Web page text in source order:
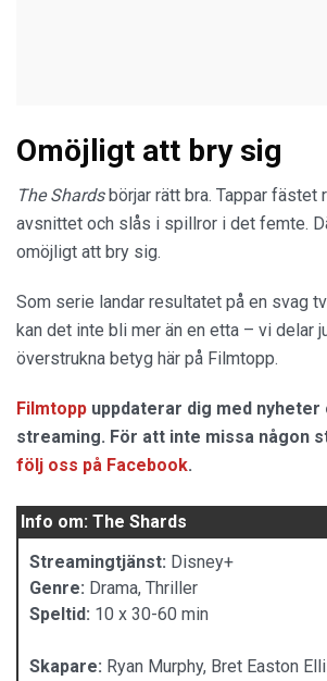
Omöjligt att bry sig
The Shards börjar rätt bra. Tappar fästet
avsnittet och slås i spillror i det femte.
omöjligt att bry sig.
Som serie landar resultatet på en svag
kan det inte bli mer än en etta – vi delar
överstrukna betyg här på Filmtopp.
Filmtopp uppdaterar dig med nyheter
streaming. För att inte missa någon
följ oss på Facebook.
Info om: The Shards
Streamingtjänst: Disney+
Genre: Drama, Thriller
Speltid: 10 x 30-60 min
Skapare: Ryan Murphy, Bret Easton